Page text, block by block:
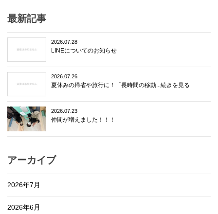
最新記事
2026.07.28
LINEについてのお知らせ
2026.07.26
夏休みの帰省や旅行に！「長時間の移動...続きを見る
2026.07.23
仲間が増えました！！！
アーカイブ
2026年7月
2026年6月